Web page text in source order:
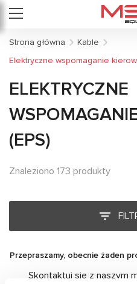
Strona główna
Kable
Elektryczne wspomaganie
ELEKTRYCZNE
(EPS)
Znaleziono 173 produkty
Przepraszamy, obecnie żaden
Skontaktuj się z naszym